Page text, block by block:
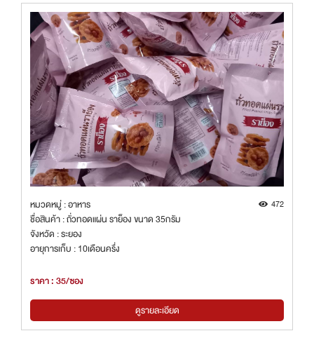
หมวดหมู่ : อาหาร 472
ชื่อสินค้า : ถั่วทอดแผ่น ราย็อง ขนาด 35กรัม
จังหวัด : ระยอง
อายุการเก็บ : 10เดือนครึ่ง
ราคา : 35/ซอง
ดูรายละเอียด